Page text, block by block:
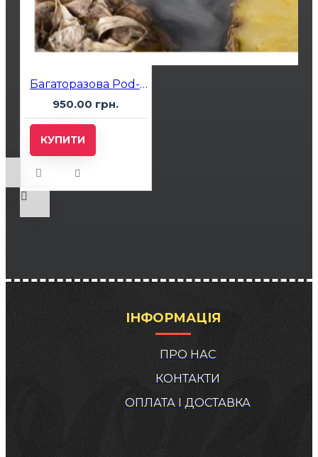
Багаторазова Pod-система Smok Arco Max Pale Pink
950.00 грн.
КУПИТИ
ІНФОРМАЦІЯ
ПРО НАС
КОНТАКТИ
ОПЛАТА І ДОСТАВКА